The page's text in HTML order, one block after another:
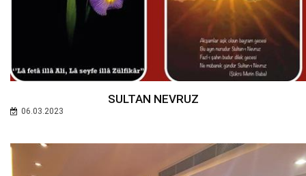
SULTAN NEVRUZ
06.03.2023